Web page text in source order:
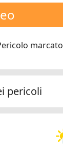
marcato
pericoli